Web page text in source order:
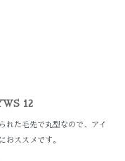
12
れた毛先で丸型なので、アイ
おススメです。